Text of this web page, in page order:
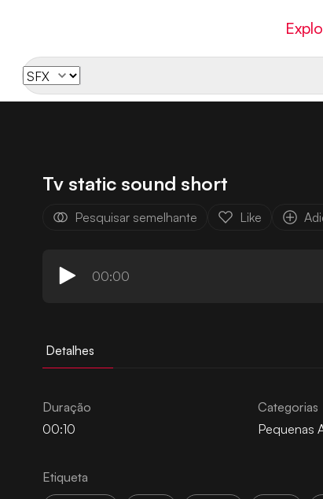
Tv static sound short
Pesquisar semelhante Like
00:00
Detalhes
Duração
00:10
Categorias
Pequenas
Etiqueta